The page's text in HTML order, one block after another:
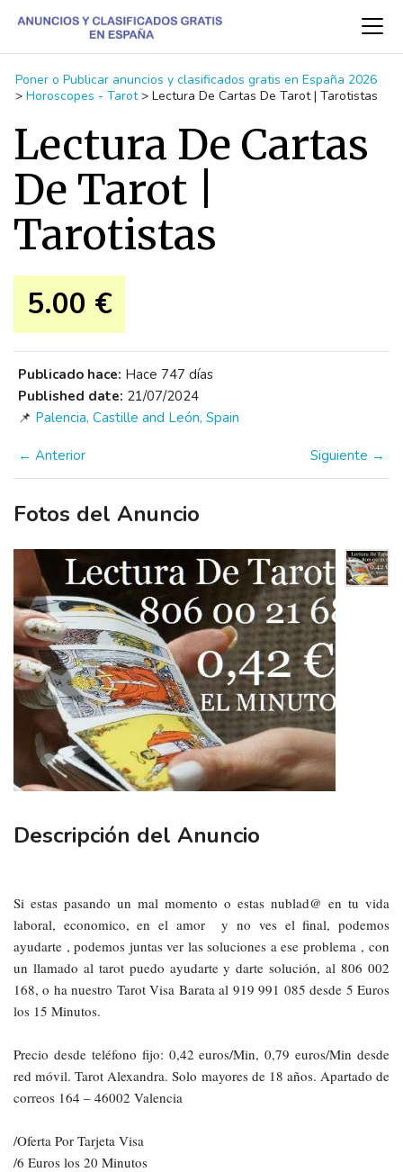
Poner o Publicar anuncios y clasificados gratis en España 2026
> Horoscopes - Tarot > Lectura De Cartas De Tarot | Tarotistas
Lectura De Cartas
De Tarot |
Tarotistas
5.00 €
Publicado hace: Hace 747 días
Published date: 21/07/2024
📌 Palencia, Castille and León, Spain
← Anterior Siguiente →
Fotos del Anuncio
Descripción del Anuncio
Si estas pasando un mal momento o estas nublad@ en tu vida
laboral, economico, en el amor
y no ves el final, podemos
ayudarte , podemos juntas ver las soluciones a ese problema , con
un llamado al tarot puedo ayudarte y darte solución, al 806 002
168, o ha nuestro Tarot Visa Barata al 919 991 085 desde 5 Euros
los 15 Minutos.
Precio desde teléfono fijo: 0,42 euros/Min, 0,79 euros/Min desde
red móvil. Tarot Alexandra. Solo mayores de 18 años. Apartado de
correos 164 – 46002 Valencia
/Oferta Por Tarjeta Visa
/6 Euros los 20 Minutos